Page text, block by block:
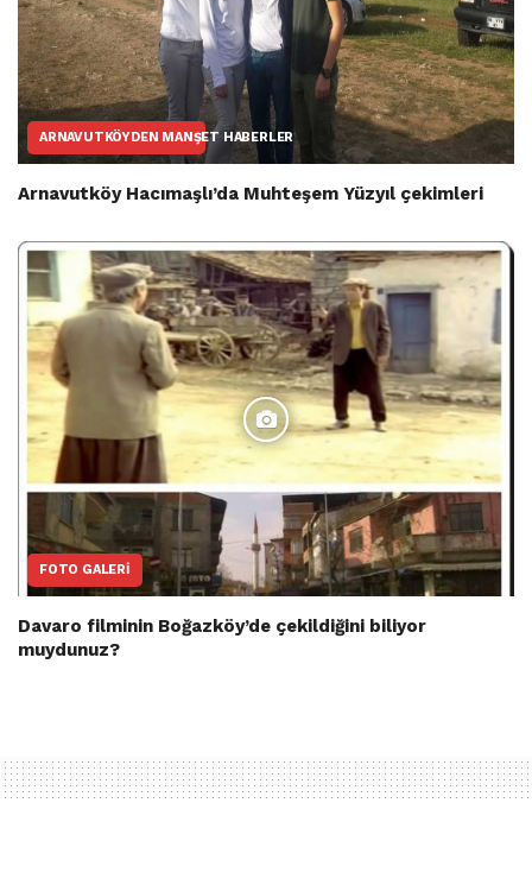
ARNAVUTKÖYDEN MANŞET HABERLER
Arnavutköy Hacımaşlı’da Muhteşem Yüzyıl çekimleri
FOTO GALERI
Davaro filminin Boğazköy’de çekildiğini biliyor
muydunuz?